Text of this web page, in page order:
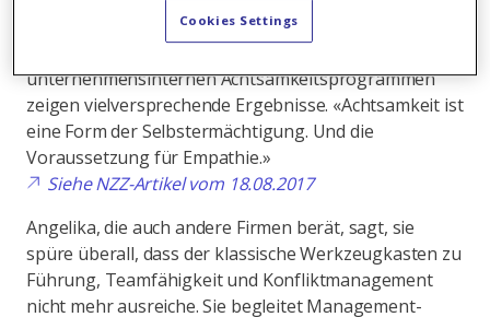
durch neurowissenschaftliche Erkenntnisse erhärtet
unternehmensinternen Achtsamkeitsprogrammen
zeigen vielversprechende Ergebnisse. «Achtsamkeit ist
eine Form der Selbstermächtigung. Und die
Voraussetzung für Empathie.»
Siehe NZZ-Artikel vom 18.08.2017
Angelika, die auch andere Firmen berät, sagt, sie
spüre überall, dass der klassische Werkzeugkasten zu
Führung, Teamfähigkeit und Konfliktmanagement
nicht mehr ausreiche. Sie begleitet Management-
Cookies Settings